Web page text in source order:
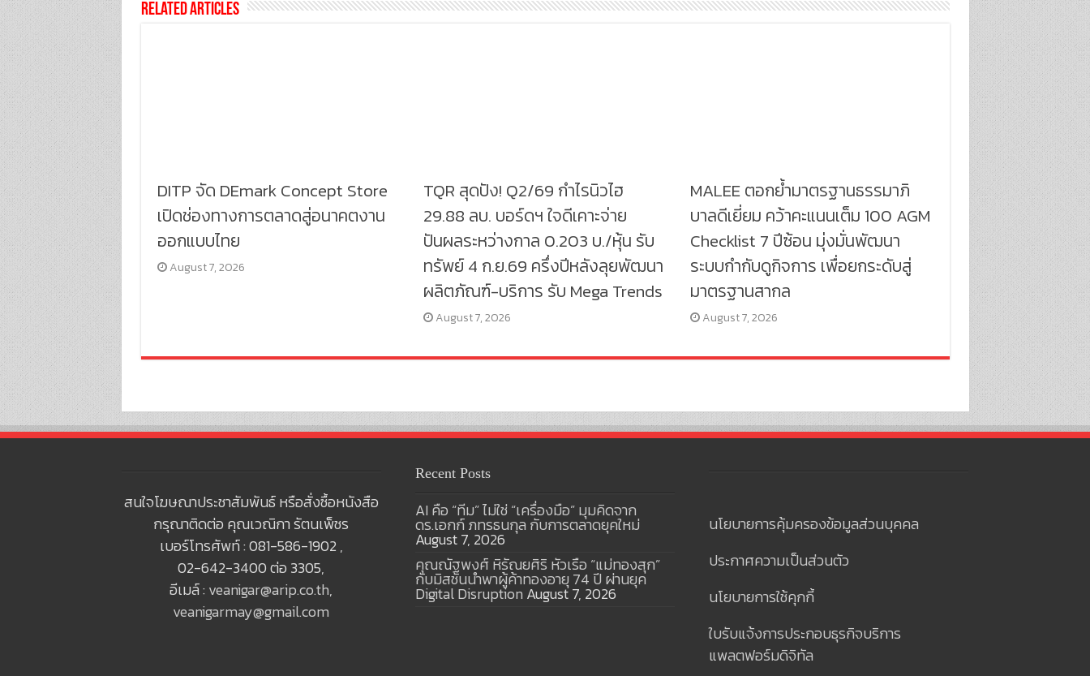
Related Articles
DITP จัด DEmark Concept Store
เปิดช่องทางการตลาดสู่อนาคตงาน
ออกแบบไทย
August 7, 2026
TQR สุดปัง! Q2/69 กำไรนิวไฮ
29.88 ลบ. บอร์ดฯ ใจดีเคาะจ่าย
ปันผลระหว่างกาล 0.203 บ./หุ้น รับ
ทรัพย์ 4 ก.ย.69 ครึ่งปีหลังลุยพัฒนา
ผลิตภัณฑ์-บริการ รับ Mega Trends
August 7, 2026
MALEE ตอกย้ำมาตรฐานธรรมาภิ
บาลดีเยี่ยม คว้าคะแนนเต็ม 100 AGM
Checklist 7 ปีซ้อน มุ่งมั่นพัฒนา
ระบบกำกับดูกิจการ เพื่อยกระดับสู่
มาตรฐานสากล
August 7, 2026
สนใจโฆษณาประชาสัมพันธ์ หรือสั่งซื้อหนังสือ
กรุณาติดต่อ คุณเวณิกา รัตนเพ็ชร
เบอร์โทรศัพท์ : 081-586-1902 ,
02-642-3400 ต่อ 3305,
อีเมล์ : veanigar@arip.co.th,
veanigarmay@gmail.com
Recent Posts
AI คือ “ทีม” ไม่ใช่ “เครื่องมือ” มุมคิดจาก
ดร.เอกก์ ภทรธนกุล กับการตลาดยุคใหม่
August 7, 2026
คุณณัฐพงศ์ หิรัณยศิริ หัวเรือ “แม่ทองสุก”
กับมิสชันนำพาผู้ค้าทองอายุ 74 ปี ผ่านยุค
Digital Disruption August 7, 2026
นโยบายการคุ้มครองข้อมูลส่วนบุคคล
ประกาศความเป็นส่วนตัว
นโยบายการใช้คุกกี้
ใบรับแจ้งการประกอบธุรกิจบริการ
แพลตฟอร์มดิจิทัล